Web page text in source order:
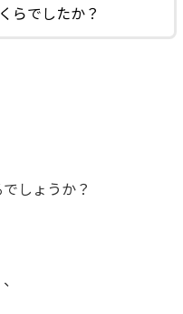
らでしたか？
しょうか？